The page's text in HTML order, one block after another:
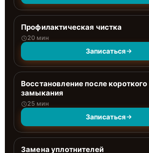
Профилактическая чистка
20 мин
Записаться
Восстановление после короткого
замыкания
25 мин
Записаться
Замена уплотнителей